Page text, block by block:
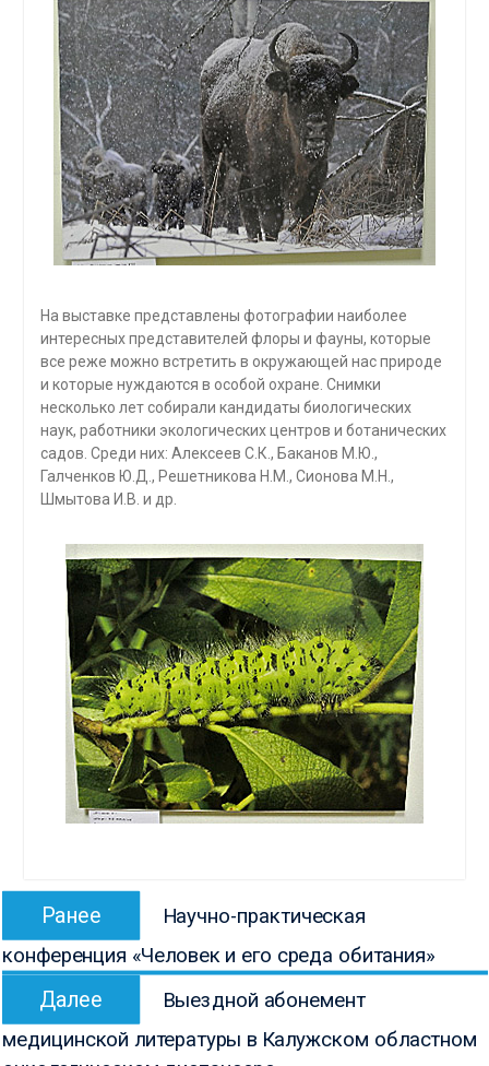
На выставке представлены фотографии наиболее
интересных представителей флоры и фауны, которые
все реже можно встретить в окружающей нас природе
и которые нуждаются в особой охране. Снимки
несколько лет собирали кандидаты биологических
наук, работники экологических центров и ботанических
садов. Среди них: Алексеев С.К., Баканов М.Ю.,
Галченков Ю.Д., Решетникова Н.М., Сионова М.Н.,
Шмытова И.В. и др.
Навигация
записям
Ранее Предыдущая
запись:
Научно-практическая
конференция «Человек и его среда обитания»
Далее Следующая
запись:
Выездной абонемент
медицинской литературы в Калужском областном